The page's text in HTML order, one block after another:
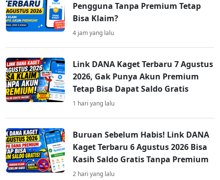
Pengguna Tanpa Premium Tetap
Bisa Klaim?
4 jam yang lalu
Link DANA Kaget Terbaru 7 Agustus
2026, Gak Punya Akun Premium
Tetap Bisa Dapat Saldo Gratis
1 hari yang lalu
Buruan Sebelum Habis! Link DANA
Kaget Terbaru 6 Agustus 2026 Bisa
Kasih Saldo Gratis Tanpa Premium
2 hari yang lalu